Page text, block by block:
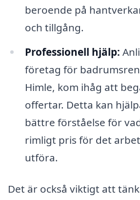
beroende på
och tillgång.
Professionell hjälp:
företag för
Himle, kom ihåg att
offertar. Detta kan
bättre förståelse för
rimligt pris för det
utföra.
Det är också viktigt att